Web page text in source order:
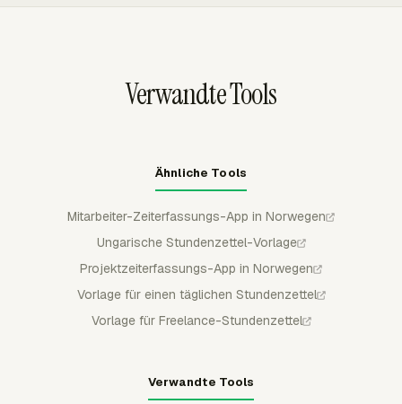
Verwandte Tools
Ähnliche Tools
Mitarbeiter-Zeiterfassungs-App in Norwegen
Ungarische Stundenzettel-Vorlage
Projektzeiterfassungs-App in Norwegen
Vorlage für einen täglichen Stundenzettel
Vorlage für Freelance-Stundenzettel
Verwandte Tools